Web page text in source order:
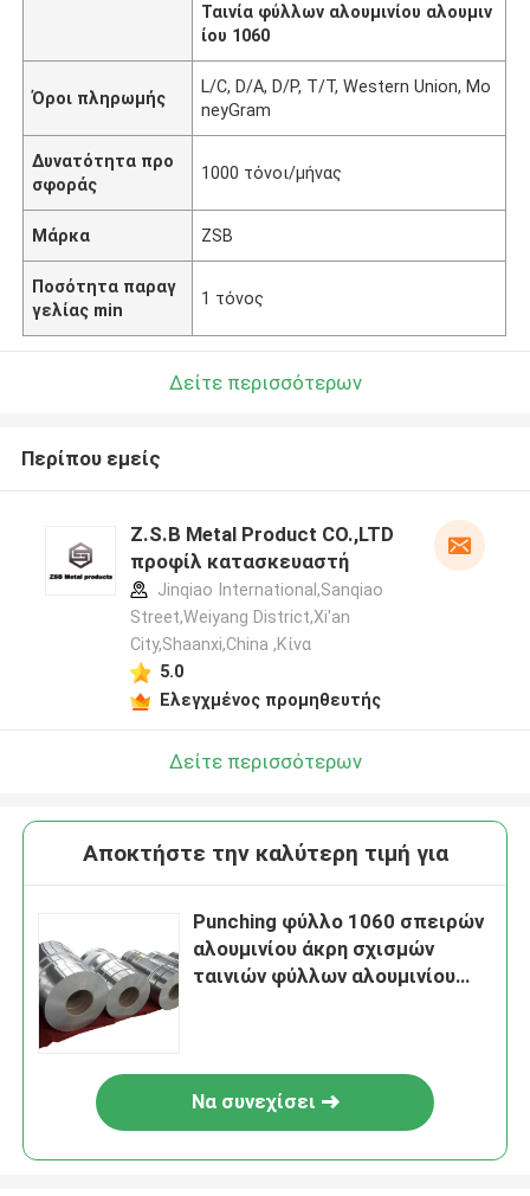
Ταινία φύλλων αλουμινίου αλουμιν
ίου 1060
Όροι πληρωμής
L/C, D/A, D/P, T/T, Western Union, Mo
neyGram
Δυνατότητα προ
σφοράς
1000 τόνοι/μήνας
Μάρκα ZSB
Ποσότητα παραγ
γελίας min
1 τόνος
Δείτε περισσότερων
Περίπου εμείς
Z.S.B Metal Product CO.,LTD
προφίλ κατασκευαστή
Jinqiao International,Sanqiao
Street,Weiyang District,Xi'an
City,Shaanxi,China ,Κίνα
5.0
Ελεγχμένος προμηθευτής
Δείτε περισσότερων
Αποκτήστε την καλύτερη τιμή για
Punching φύλλο 1060 σπειρών
αλουμινίου άκρη σχισμών
ταινιών φύλλων αλουμινίου
Να συνεχίσει